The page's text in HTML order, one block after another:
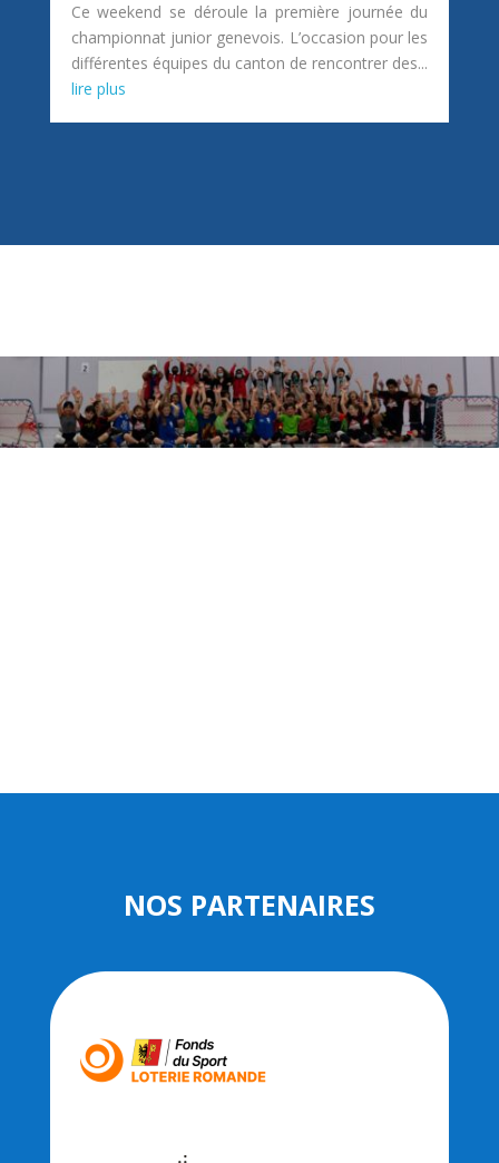
Ce weekend se déroule la première journée du
championnat junior genevois. L’occasion pour les
différentes équipes du canton de rencontrer des...
lire plus
NOS PARTENAIRES